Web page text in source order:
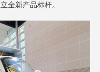
全新产品标杆。